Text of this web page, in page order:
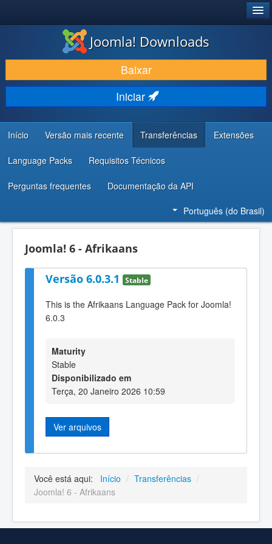
BAIXAR E APRIMORAR
DESCUBRA & APRENDA
COMUNIDADE & SUPORTE
RECURSOS PARA DESENVOLVEDORES
Joomla! Downloads
Baixar
Iniciar
Início Versão mais recente Transferências Extensões
Language Packs Requisitos Técnicos
Perguntas frequentes Documentação da API
Português (do Brasil)
Joomla! 6 - Afrikaans
Versão 6.0.3.1 Stable
This is the Afrikaans Language Pack for Joomla!
6.0.3
Maturity
Stable
Disponibilizado em
Terça, 20 Janeiro 2026 10:59
Ver arquivos
Você está aqui: Início / Transferências /
Joomla! 6 - Afrikaans